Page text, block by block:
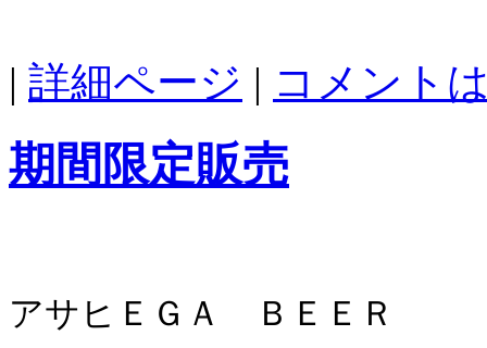
| 詳細ページ | コメント
期間限定販売
アサヒＥＧＡ ＢＥＥＲ